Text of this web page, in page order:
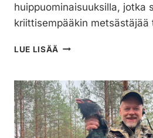
huippuominaisuuksilla, jotka
kriittisempääkin
LUE LISÄÄ CZ
KIVÄÄRISARJASTA
LÖYTYY
VAIHTOEHTO
KAIKKEEN
METSÄSTYKSEEN